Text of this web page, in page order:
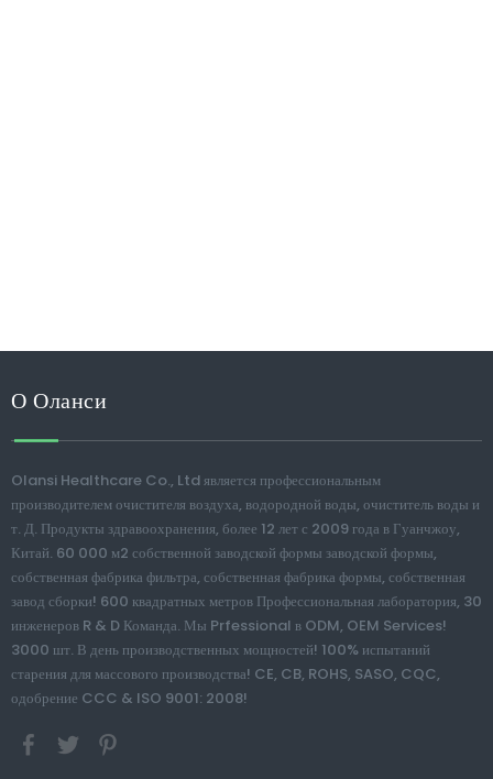
О Оланси
Olansi Healthcare Co., Ltd является профессиональным
производителем очистителя воздуха, водородной воды, очиститель воды и
т. Д. Продукты здравоохранения, более 12 лет с 2009 года в Гуанчжоу,
Китай. 60 000 м2 собственной заводской формы заводской формы,
собственная фабрика фильтра, собственная фабрика формы, собственная
завод сборки! 600 квадратных метров Профессиональная лаборатория, 30
инженеров R & D Команда. Мы Prfessional в ODM, OEM Services!
3000 шт. В день производственных мощностей! 100% испытаний
старения для массового производства! CE, CB, ROHS, SASO, CQC,
одобрение CCC & ISO 9001: 2008!